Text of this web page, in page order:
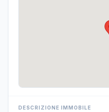
DESCRIZIONE IMMOBILE